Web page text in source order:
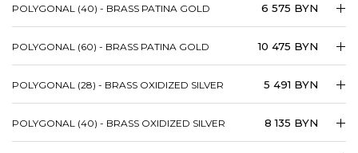
POLYGONAL (40) - BRASS PATINA GOLD 6 575 BYN
POLYGONAL (60) - BRASS PATINA GOLD 10 475 BYN
POLYGONAL (28) - BRASS OXIDIZED SILVER 5 491 BYN
POLYGONAL (40) - BRASS OXIDIZED SILVER 8 135 BYN